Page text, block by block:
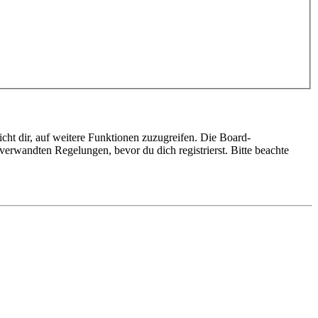
dir, auf weitere Funktionen zuzugreifen. Die Board-
Regelungen, bevor du dich registrierst. Bitte beachte